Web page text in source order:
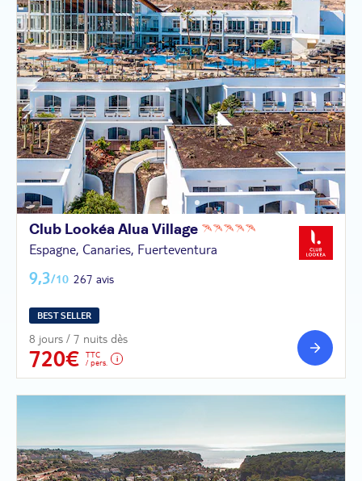
Club Lookéa Alua Village
Espagne, Canaries, Fuerteventura
9,3/10 267 avis
BEST SELLER
8 jours / 7 nuits dès
720€
TTC
/ pers.